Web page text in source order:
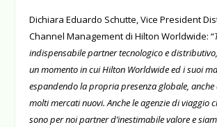
Dichiara Eduardo Schutte, Vice President
Channel Management di Hilton Worldwide: “
indispensabile partner tecnologico e
un momento in cui Hilton Worldwide ed i suoi
espandendo la propria presenza globale,
molti mercati nuovi. Anche le agenzie di viaggio
sono per noi partner d’inestimabile valore e